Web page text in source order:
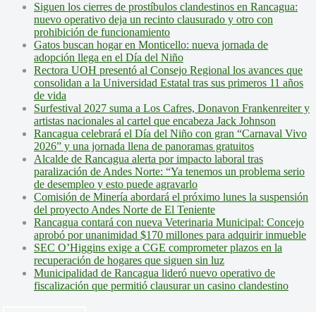
Siguen los cierres de prostíbulos clandestinos en Rancagua:
nuevo operativo deja un recinto clausurado y otro con
prohibición de funcionamiento
Gatos buscan hogar en Monticello: nueva jornada de
adopción llega en el Día del Niño
Rectora UOH presentó al Consejo Regional los avances que
consolidan a la Universidad Estatal tras sus primeros 11 años
de vida
Surfestival 2027 suma a Los Cafres, Donavon Frankenreiter y
artistas nacionales al cartel que encabeza Jack Johnson
Rancagua celebrará el Día del Niño con gran “Carnaval Vivo
2026” y una jornada llena de panoramas gratuitos
Alcalde de Rancagua alerta por impacto laboral tras
paralización de Andes Norte: “Ya tenemos un problema serio
de desempleo y esto puede agravarlo
Comisión de Minería abordará el próximo lunes la suspensión
del proyecto Andes Norte de El Teniente
Rancagua contará con nueva Veterinaria Municipal: Concejo
aprobó por unanimidad $170 millones para adquirir inmueble
SEC O’Higgins exige a CGE comprometer plazos en la
recuperación de hogares que siguen sin luz
Municipalidad de Rancagua lideró nuevo operativo de
fiscalización que permitió clausurar un casino clandestino